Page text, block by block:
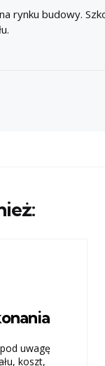
rynku budowy.
uwagę
koszt,